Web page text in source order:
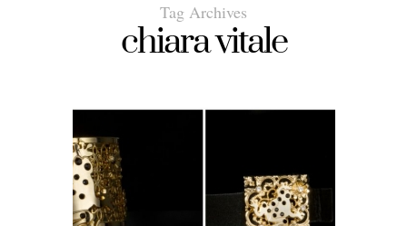
Tag Archives
chiara vitale